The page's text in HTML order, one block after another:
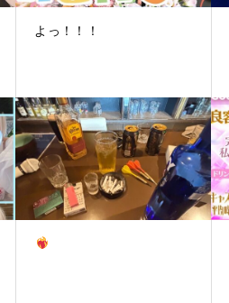
よっ！！！